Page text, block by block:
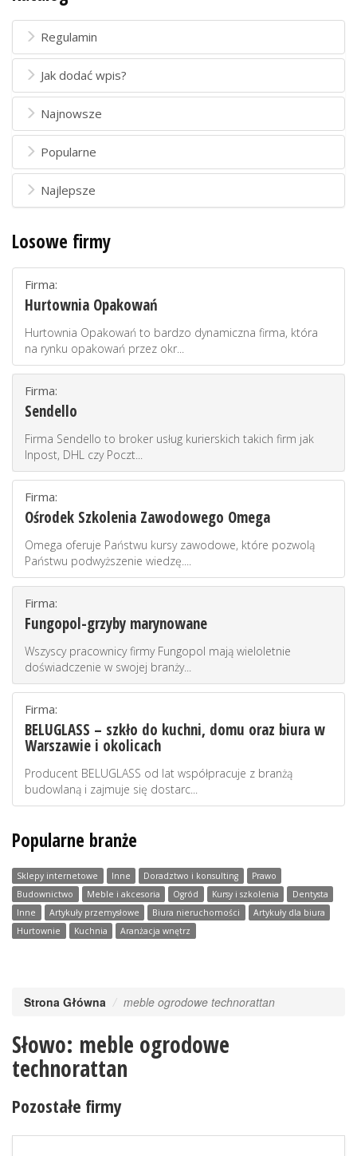
Regulamin
Jak dodać wpis?
Najnowsze
Popularne
Najlepsze
Losowe firmy
Firma:
Hurtownia Opakowań
Hurtownia Opakowań to bardzo dynamiczna firma, która
na rynku opakowań przez okr...
Firma:
Sendello
Firma Sendello to broker usług kurierskich takich firm jak
Inpost, DHL czy Poczt...
Firma:
Ośrodek Szkolenia Zawodowego Omega
Omega oferuje Państwu kursy zawodowe, które pozwolą
Państwu podwyższenie wiedzę....
Firma:
Fungopol-grzyby marynowane
Wszyscy pracownicy firmy Fungopol mają wieloletnie
doświadczenie w swojej branży...
Firma:
BELUGLASS – szkło do kuchni, domu oraz biura w
Warszawie i okolicach
Producent BELUGLASS od lat współpracuje z branżą
budowlaną i zajmuje się dostarc...
Popularne branże
Sklepy internetowe Inne Doradztwo i konsulting
Prawo
Budownictwo
Meble i akcesoria Ogród Kursy i szkolenia
Dentysta
Inne
Artykuły przemysłowe Biura nieruchomości
Artykuły dla biura
Hurtownie
Kuchnia Aranżacja wnętrz
Strona Główna meble ogrodowe technorattan
Słowo: meble ogrodowe
technorattan
Pozostałe firmy